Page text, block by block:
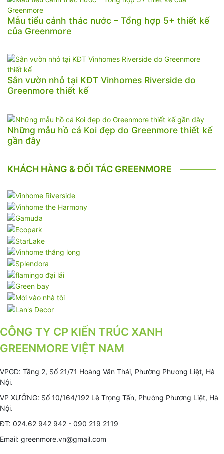
Mẫu tiểu cảnh thác nước – Tổng hợp 5+ thiết kế
của Greenmore
Sân vườn nhỏ tại KĐT Vinhomes Riverside do
Greenmore thiết kế
Những mẫu hồ cá Koi đẹp do Greenmore thiết kế
gần đây
KHÁCH HÀNG & ĐỐI TÁC GREENMORE
CÔNG TY CP KIẾN TRÚC XANH
GREENMORE VIỆT NAM
VPGD: Tầng 2, Số 21/71 Hoàng Văn Thái, Phường Phương Liệt, Hà
Nội.
VP XƯỞNG: Số 10/164/192 Lê Trọng Tấn, Phường Phương Liệt, Hà
Nội.
ĐT: 024.62 942 942 - 090 219 2119
Email: greenmore.vn@gmail.com